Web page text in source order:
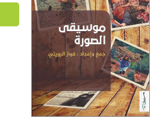
إختياراتنا
كتب
أكاديمية
صندوق
القراءة
English
books
iKitab
بلا
حدود
أسئلة
يتكرر
طرحها
تحميل
أسئلة
يتكرر
طرحها
تحميل
masmu3
على
Android
المواضيع
الأكثر
مبيعاً
إختياراتنا
وسائل
تعليمية
تعليمية
الصحة
والعناية
الشخصية
جديد
الكل